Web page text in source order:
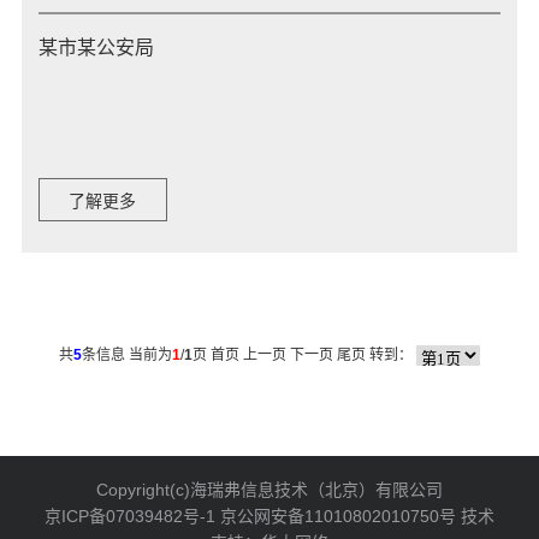
某市某公安局
了解更多
共5条信息 当前为1/1页 首页 上一页 下一页 尾页 转到：
Copyright(c)海瑞弗信息技术（北京）有限公司
京ICP备07039482号-1 京公网安备11010802010750号 技术